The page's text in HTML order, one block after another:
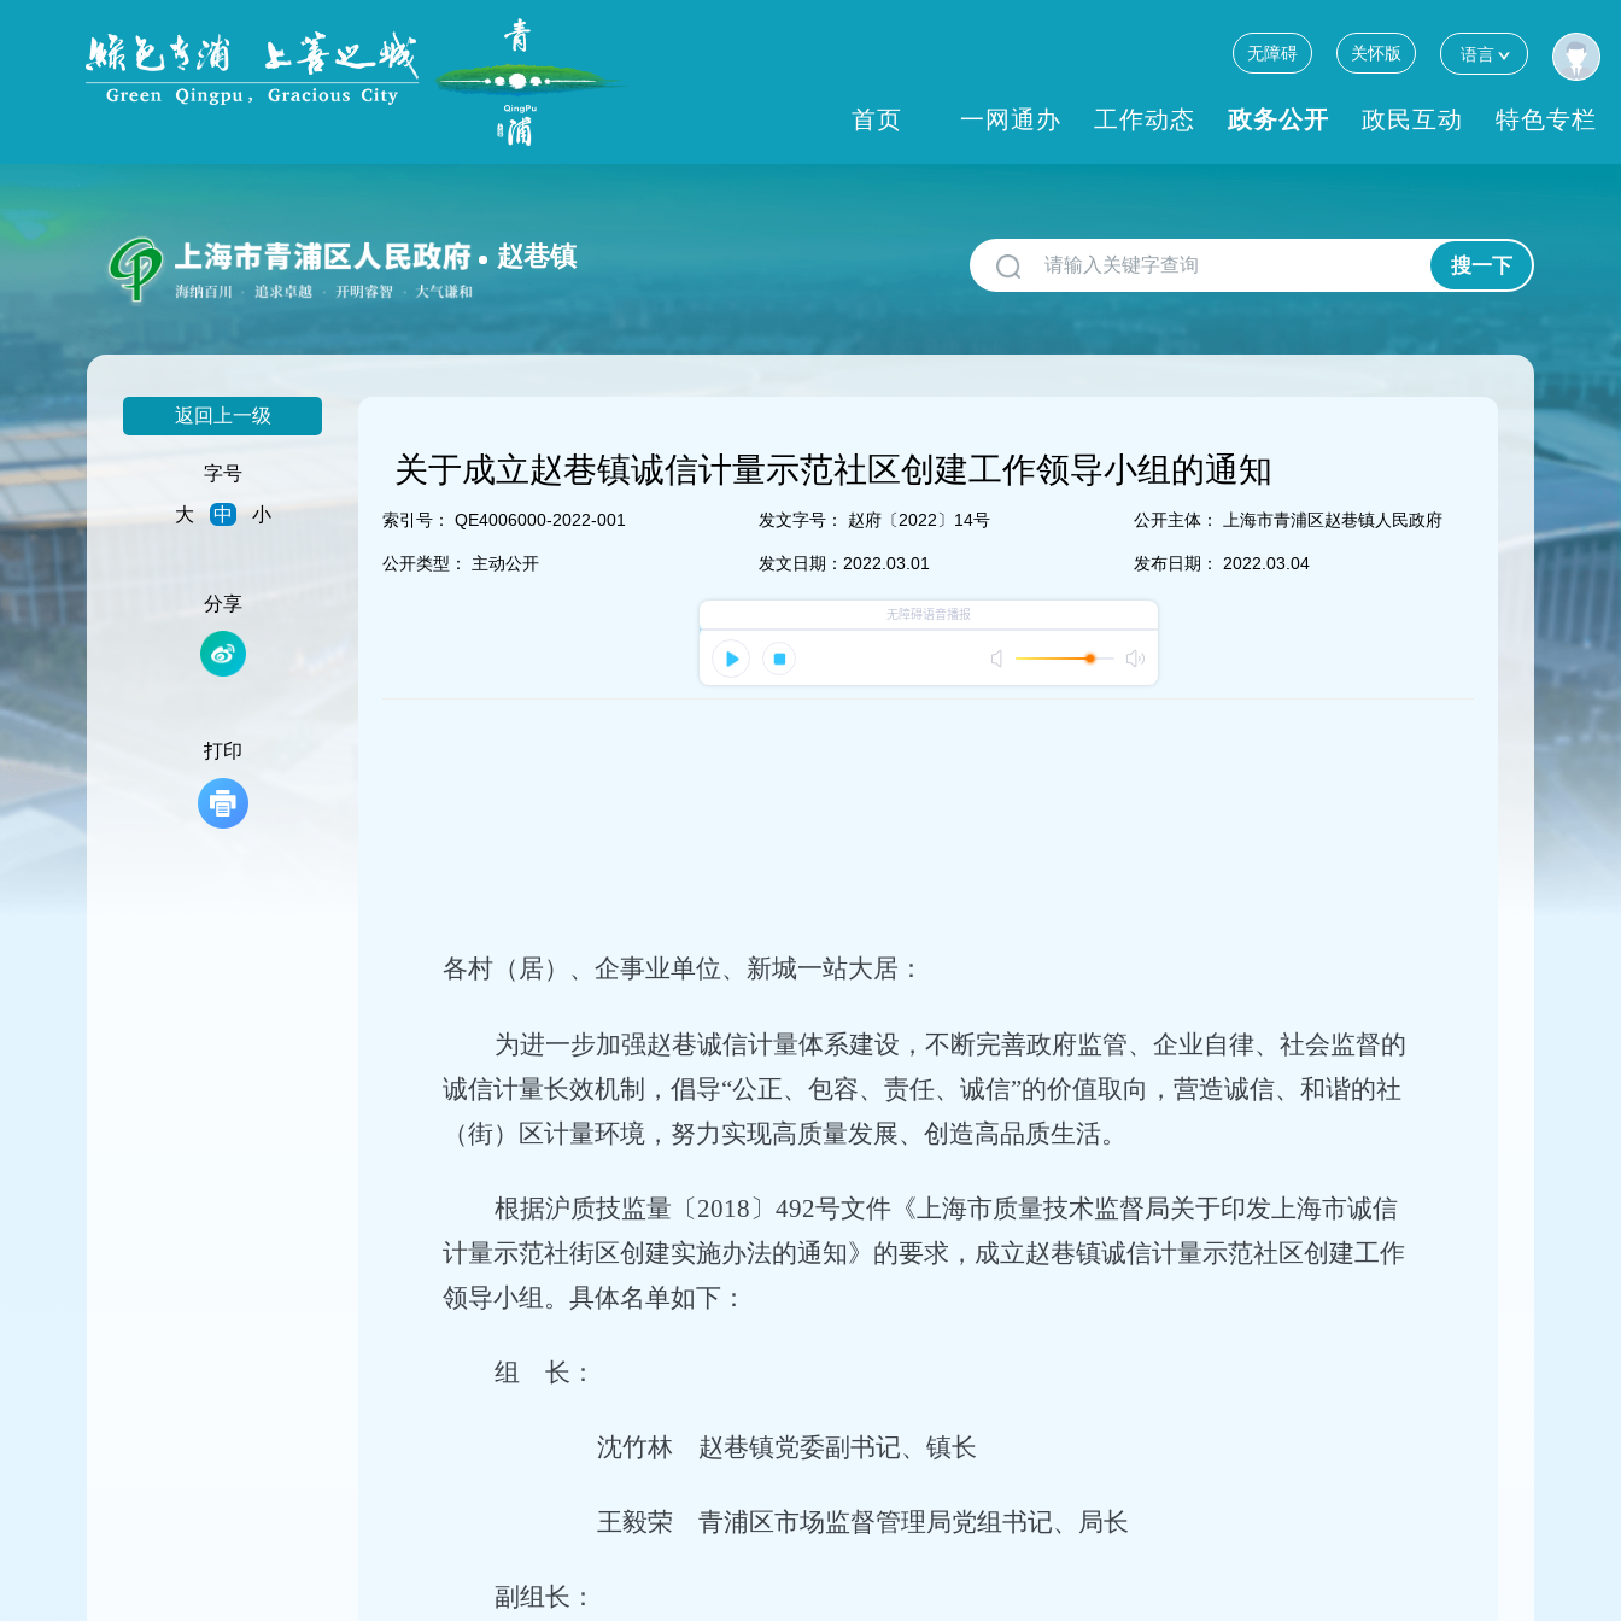
到
主
要
内
无障碍 关怀版 语言
首页 一网通办 工作动态 政务公开 政民互动 特色专栏
赵巷镇 搜一下
返回上一级
字号
大
中 小
分享
打印
关于成立赵巷镇诚信计量示范社区创建工作领导小组的通知
索引号： QE4006000-2022-001
公开类型： 主动公开
发文字号： 赵府〔2022〕14号
发文日期： 2022.03.01
公开主体： 上海市青浦区赵巷镇人民政府
发布日期： 2022.03.04
各村（居）、企事业单位、新城一站大居 ：
为进一步加强赵巷诚信计量体系建设，不断完善政府监管、企业自律、社会监督的
诚信计量长效机制，倡导“公正、包容、责任、诚信”的价值取向，营造诚信、和谐的社
（街）区计量环境，努力实现高质量发展、创造高品质生活。
根据沪质技监量〔2018〕 492号文件《上海市质量技术监督局关于印发上海市诚信
计量示范社街区创建实施办法的通知》的要求，成立赵巷镇诚信计量示范社区创建工作
领导小组。具体名单如下：
组 长：
沈竹林 赵巷镇党委副书记、镇长
王毅荣 青浦区市场监督管理局党组书记、局长
副组长：